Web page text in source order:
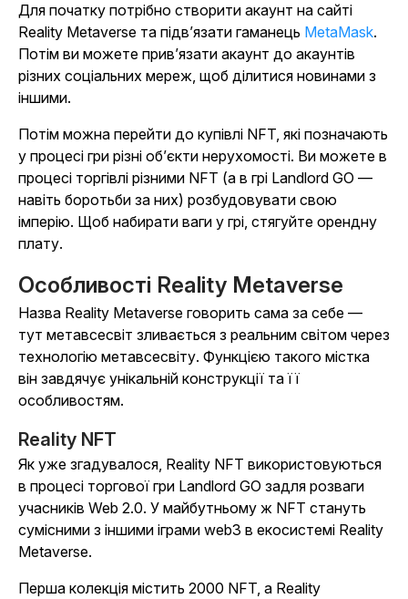
Для початку потрібно створити акаунт на сайті
Reality Metaverse та підв’язати гаманець MetaMask.
Потім ви можете прив’язати акаунт до акаунтів
різних соціальних мереж, щоб ділитися новинами з
іншими.
Потім можна перейти до купівлі NFT, які позначають
у процесі гри різні об’єкти нерухомості. Ви можете в
процесі торгівлі різними NFT (а в грі Landlord GO —
навіть боротьби за них) розбудовувати свою
імперію. Щоб набирати ваги у грі, стягуйте орендну
плату.
Особливості Reality Metaverse
Назва Reality Metaverse говорить сама за себе —
тут метавсесвіт зливається з реальним світом через
технологію метавсесвіту. Функцією такого містка
він завдячує унікальній конструкції та її
особливостям.
Reality NFT
Як уже згадувалося, Reality NFT використовуються
в процесі торгової гри Landlord GO задля розваги
учасників Web 2.0. У майбутньому ж NFT стануть
сумісними з іншими іграми web3 в екосистемі Reality
Metaverse.
Перша колекція містить 2000 NFT, а Reality